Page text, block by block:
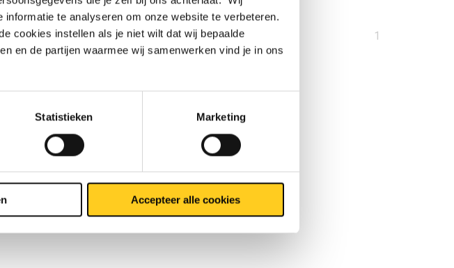
te analyseren om onze website te verbeteren.
cookies instellen als je niet wilt dat wij bepaalde
en de partijen waarmee wij samenwerken vind je in ons
Statistieken Marketing
Accepteer alle cookies
U1